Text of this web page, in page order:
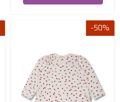
-50%